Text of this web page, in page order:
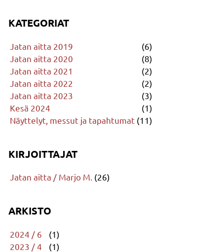
KATEGORIAT
Jatan aitta 2019
(6)
Jatan aitta 2020
(8)
Jatan aitta 2021
(2)
Jatan aitta 2022
(2)
Jatan aitta 2023
(3)
Kesä 2024
(1)
Näyttelyt, messut ja tapahtumat (11)
KIRJOITTAJAT
Jatan aitta / Marjo M. (26)
ARKISTO
2024 / 6
(1)
2023 / 4
(1)